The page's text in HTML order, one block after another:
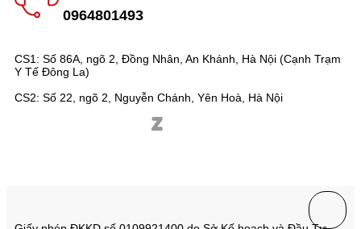
CS1: Số 86A, ngõ 2, Đồng Nhân, An Khánh, Hà Nội (Cạnh Trạm
Y Tế Đông La)
CS2: Số 22, ngõ 2, Nguyễn Chánh, Yên Hoà, Hà Nội
0964801493